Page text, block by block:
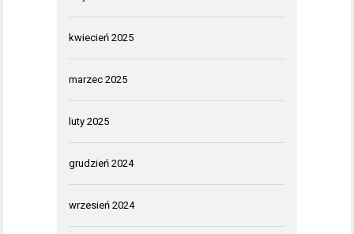
kwiecień 2025
marzec 2025
luty 2025
grudzień 2024
wrzesień 2024